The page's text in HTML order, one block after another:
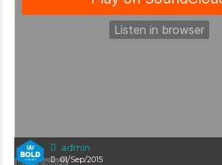
admin
01/Sep/2015